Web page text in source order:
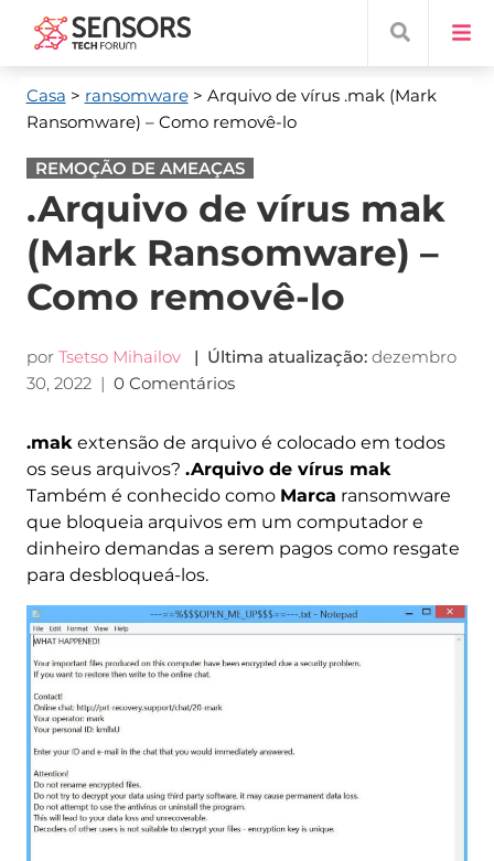
Casa > ransomware> Arquivo de vírus .mak (Mark
Ransomware) – Como removê-lo
REMOÇÃO DE AMEAÇAS
.Arquivo de vírus mak
(Mark Ransomware) –
Como removê-lo
por Tsetso Mihailov | Última atualização: dezembro
30, 2022| 0 Comentários
.makextensão de arquivo é colocado em todos
os seus arquivos? .Arquivo de vírus mak
Também é conhecido como Marca ransomware
que bloqueia arquivos em um computador e
dinheiro demandas a serem pagos como resgate
para desbloqueá-los.